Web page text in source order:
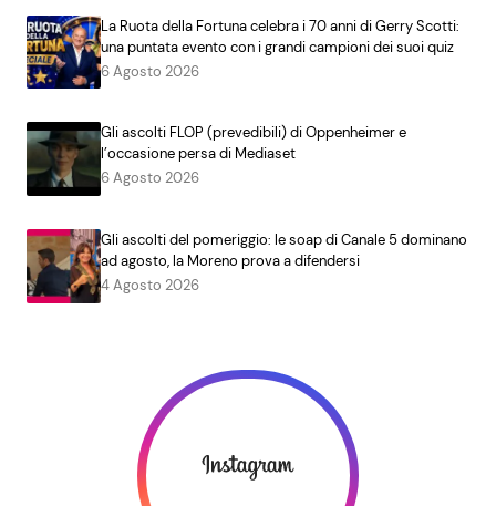
La Ruota della Fortuna celebra i 70 anni di Gerry Scotti:
una puntata evento con i grandi campioni dei suoi quiz
6 Agosto 2026
Gli ascolti FLOP (prevedibili) di Oppenheimer e
l’occasione persa di Mediaset
6 Agosto 2026
Gli ascolti del pomeriggio: le soap di Canale 5 dominano
ad agosto, la Moreno prova a difendersi
4 Agosto 2026